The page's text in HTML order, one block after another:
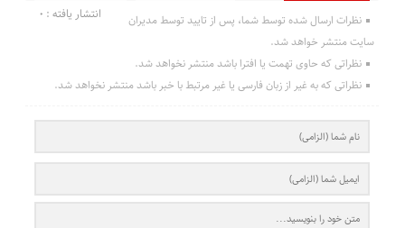
انتشار یافته : 0
نظرات ارسال شده توسط شما، پس از تایید توسط مدیران
سایت منتشر خواهد شد.
نظراتی که حاوی تهمت یا افترا باشد منتشر نخواهد شد.
نظراتی که به غیر از زبان فارسی یا غیر مرتبط با خبر باشد منتشر نخواهد شد.